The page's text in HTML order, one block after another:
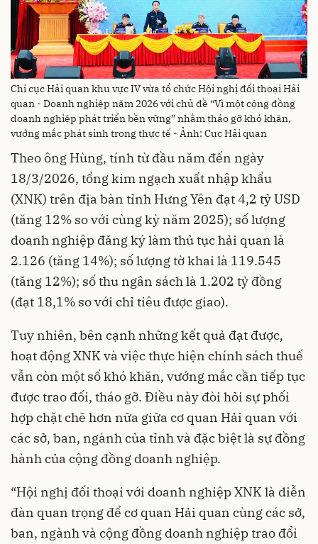
Chi cục Hải quan khu vực IV vừa tổ chức Hội nghị đối thoại Hải
quan - Doanh nghiệp năm 2026 với chủ đề “Vì một cộng đồng
doanh nghiệp phát triển bền vững” nhằm tháo gỡ khó khăn,
vướng mắc phát sinh trong thực tế - Ảnh: Cục Hải quan
Theo ông Hùng, tính từ đầu năm đến ngày
18/3/2026, tổng kim ngạch xuất nhập khẩu
(XNK) trên địa bàn tỉnh Hưng Yên đạt 4,2 tỷ USD
(tăng 12% so với cùng kỳ năm 2025); số lượng
doanh nghiệp đăng ký làm thủ tục hải quan là
2.126 (tăng 14%); số lượng tờ khai là 119.545
(tăng 12%); số thu ngân sách là 1.202 tỷ đồng
(đạt 18,1% so với chỉ tiêu được giao).
Tuy nhiên, bên cạnh những kết quả đạt được,
hoạt động XNK và việc thực hiện chính sách thuế
vẫn còn một số khó khăn, vướng mắc cần tiếp tục
được trao đối, tháo gỡ. Điều này đòi hỏi sự phối
hợp chặt chẽ hơn nữa giữa cơ quan Hải quan với
các sở, ban, ngành của tỉnh và đặc biệt là sự đồng
hành của cộng đồng doanh nghiệp.
“Hội nghị đối thoại với doanh nghiệp XNK là diễn
đàn quan trọng để cơ quan Hải quan cùng các sở,
ban, ngành và cộng đồng doanh nghiệp trao đổi